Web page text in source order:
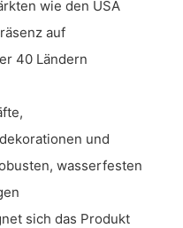
wie den USA
auf
40 Ländern
und
wasserfesten
sich das Produkt